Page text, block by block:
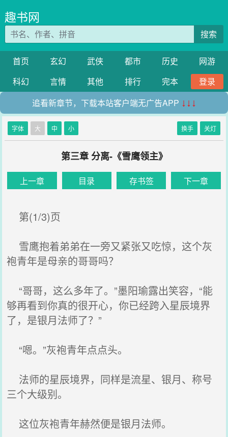
趣书网
搜索
首页 玄幻 武侠 都市 历史
网游
科幻
言情 其他 排行 完本
登录
追看新章节，下载本站客户端无广告APP ↓↓↓
字体 大 中 小 换手 关灯
第三章 分离-《雪鹰领主》
上一章 目录 存书签 下一章
第(1/3)页
雪鹰抱着弟弟在一旁又紧张又吃惊，这个灰
袍青年是母亲的哥哥吗？
“哥哥，这么多年了。”墨阳瑜露出笑容，“能
够再看到你真的很开心，你已经跨入星辰境界
了，是银月法师了？”
“嗯。”灰袍青年点点头。
法师的星辰境界，同样是流星、银月、称号
三个大级别。
这位灰袍青年赫然便是银月法师。